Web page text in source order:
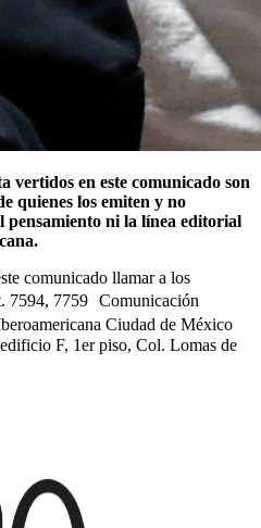
vertidos en este comunicado son
quienes los emiten y no
pensamiento ni la línea editorial
comunicado llamar a los
7594, 7759 Comunicación
Ciudad de México
F, 1er piso, Col. Lomas de